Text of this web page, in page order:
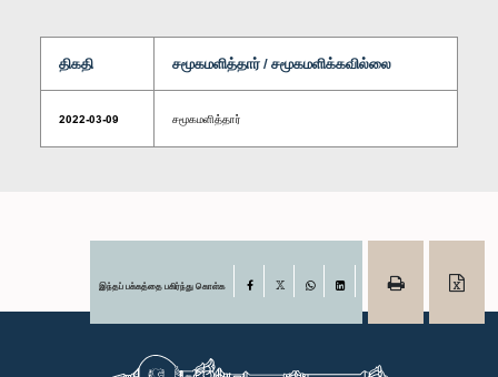
திகதி சமூகமளித்தார் / சமூகமளிக்கவில்லை
2022-03-09 சமூகமளித்தார்
இந்தப் பக்கத்தை பகிர்ந்து கொள்க Facebook